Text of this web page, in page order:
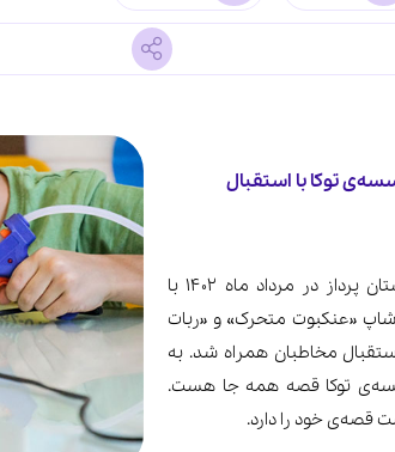
توکا با استقبال
موسسه‌ی توکا انوشه‌ی دستان پرداز در مرداد ماه 1402 با
«عنکبوت متحرک» و «ربات
مخاطبان همراه شد. به
توکا قصه همه جا هست.
قصه‌ی خود را دارد.